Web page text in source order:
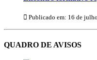
Publicado em: 16 de
QUADRO DE AVISOS